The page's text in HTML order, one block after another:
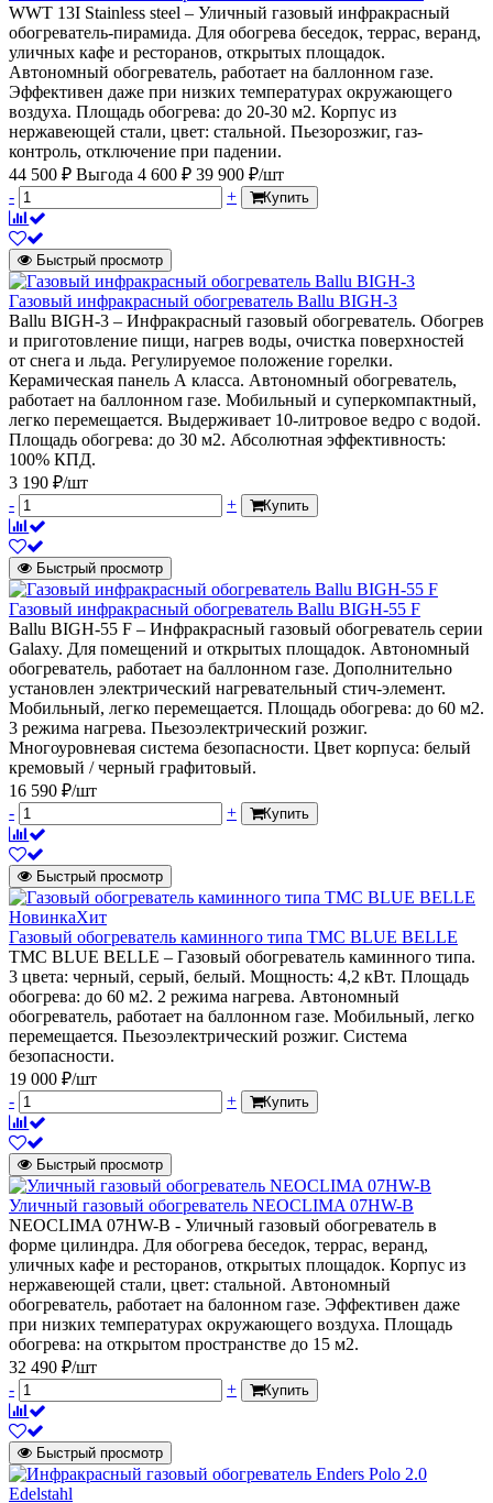
WWT 13I Stainless steel – Уличный газовый инфракрасный
обогреватель-пирамида. Для обогрева беседок, террас, веранд,
уличных кафе и ресторанов, открытых площадок.
Автономный обогреватель, работает на баллонном газе.
Эффективен даже при низких температурах окружающего
воздуха. Площадь обогрева: до 20-30 м2. Корпус из
нержавеющей стали, цвет: стальной. Пьезорозжиг, газ-
контроль, отключение при падении.
44 500 ₽ Выгода 4 600 ₽ 39 900 ₽/шт
-
+ Купить
Быстрый просмотр
Газовый инфракрасный обогреватель Ballu BIGH-3
Ballu BIGH-3 – Инфракрасный газовый обогреватель. Обогрев
и приготовление пищи, нагрев воды, очистка поверхностей
от снега и льда. Регулируемое положение горелки.
Керамическая панель А класса. Автономный обогреватель,
работает на баллонном газе. Мобильный и суперкомпактный,
легко перемещается. Выдерживает 10-литровое ведро с водой.
Площадь обогрева: до 30 м2. Абсолютная эффективность:
100% КПД.
3 190 ₽/шт
-
+ Купить
Быстрый просмотр
Газовый инфракрасный обогреватель Ballu BIGH-55 F
Ballu BIGH-55 F – Инфракрасный газовый обогреватель серии
Galaxy. Для помещений и открытых площадок. Автономный
обогреватель, работает на баллонном газе. Дополнительно
установлен электрический нагревательный стич-элемент.
Мобильный, легко перемещается. Площадь обогрева: до 60 м2.
3 режима нагрева. Пьезоэлектрический розжиг.
Многоуровневая система безопасности. Цвет корпуса: белый
кремовый / черный графитовый.
16 590 ₽/шт
-
+ Купить
Быстрый просмотр
НовинкаХит
Газовый обогреватель каминного типа TMC BLUE BELLE
TMC BLUE BELLE – Газовый обогреватель каминного типа.
3 цвета: черный, серый, белый. Мощность: 4,2 кВт. Площадь
обогрева: до 60 м2. 2 режима нагрева. Автономный
обогреватель, работает на баллонном газе. Мобильный, легко
перемещается. Пьезоэлектрический розжиг. Система
безопасности.
19 000 ₽/шт
-
+ Купить
Быстрый просмотр
Уличный газовый обогреватель NEOCLIMA 07HW-B
NEOCLIMA 07HW-B - Уличный газовый обогреватель в
форме цилиндра. Для обогрева беседок, террас, веранд,
уличных кафе и ресторанов, открытых площадок. Корпус из
нержавеющей стали, цвет: стальной. Автономный
обогреватель, работает на балонном газе. Эффективен даже
при низких температурах окружающего воздуха. Площадь
обогрева: на открытом пространстве до 15 м2.
32 490 ₽/шт
-
+ Купить
Быстрый просмотр